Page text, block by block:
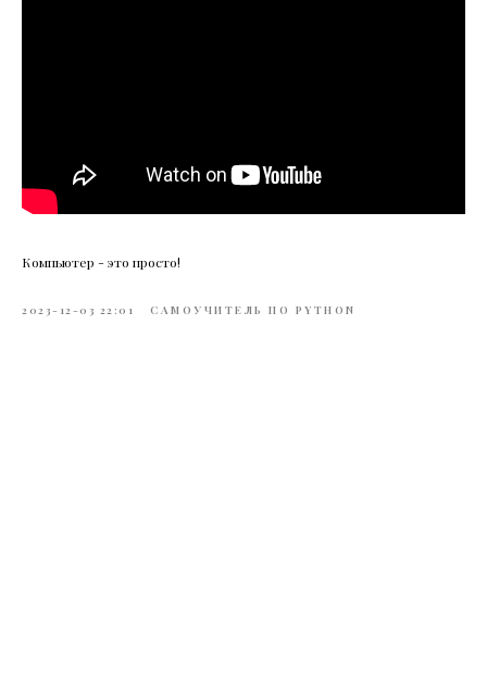
Компьютер - это просто!
2023-12-03 22:01 САМОУЧИТЕЛЬ ПО PYTHON